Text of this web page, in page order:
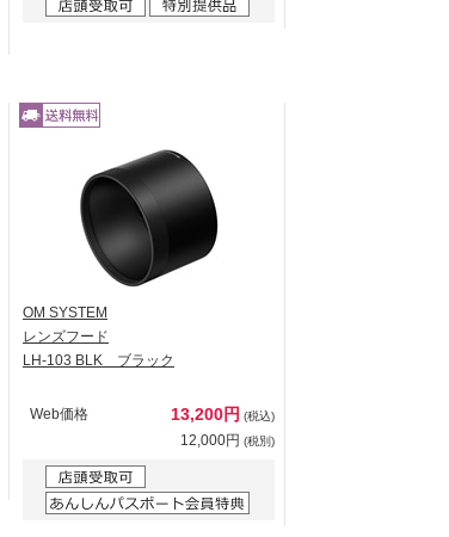
OM SYSTEM
レンズフード
LH-103 BLK ブラック
Web価格 13,200円 (税込)
12,000円 (税別)